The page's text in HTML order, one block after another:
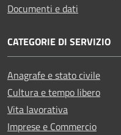
Documenti e dati
CATEGORIE DI SERVIZIO
Anagrafe e stato civile
Cultura e tempo libero
Vita lavorativa
Imprese e Commercio